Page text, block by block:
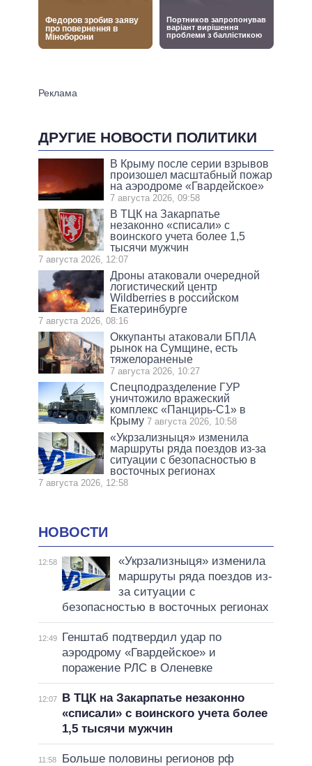
ДРУГИЕ НОВОСТИ ПОЛИТИКИ
В Крыму после серии взрывов
произошел масштабный пожар
на аэродроме «Гвардейское»
7 августа 2026, 09:58
В ТЦК на Закарпатье
незаконно «списали» с
воинского учета более 1,5
тысячи мужчин
7 августа 2026, 12:07
Дроны атаковали очередной
логистический центр
Wildberries в российском
Екатеринбурге
7 августа 2026, 08:16
Оккупанты атаковали БПЛА
рынок на Сумщине, есть
тяжелораненые
7 августа 2026, 10:27
Спецподразделение ГУР
уничтожило вражеский
комплекс «Панцирь-С1» в
Крыму 7 августа 2026, 10:58
«Укрзализныця» изменила
маршруты ряда поездов из-за
ситуации с безопасностью в
восточных регионах
7 августа 2026, 12:58
НОВОСТИ
12:58
«Укрзализныця» изменила
маршруты ряда поездов из-
за ситуации с
безопасностью в восточных регионах
12:49
Генштаб подтвердил удар по
аэродрому «Гвардейское» и
поражение РЛС в Оленевке
12:07
В ТЦК на Закарпатье незаконно
«списали» с воинского учета более
1,5 тысячи мужчин
11:58
Больше половины регионов рф